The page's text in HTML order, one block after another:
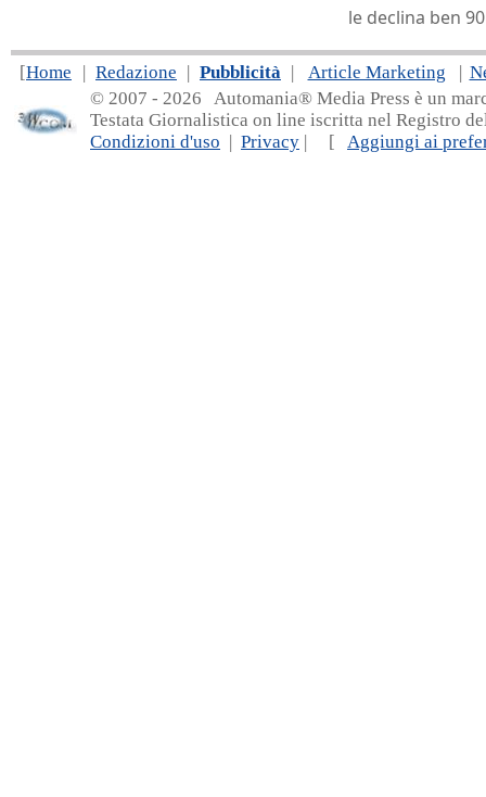
le declina ben
[Home | Redazione | Pubblicità | Article Marketing |
© 2007 - 2026 Automania® Media Press è un
Testata Giornalistica on line iscritta nel Registro
Condizioni d'uso | Privacy | [ Aggiungi ai